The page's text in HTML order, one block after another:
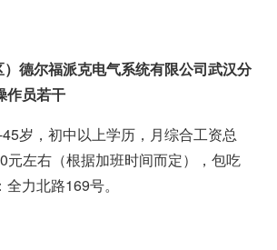
）德尔福派克电气系统有限公司武汉分
作员若干
岁，初中以上学历，月综合工资总
元左右（根据加班时间而定），包吃
力北路169号。